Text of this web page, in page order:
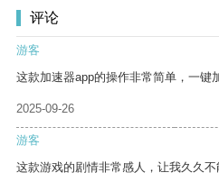
评论
游客
这款加速器app的操作非常简单，一键
2025-09-26
游客
这款游戏的剧情非常感人，让我久久不